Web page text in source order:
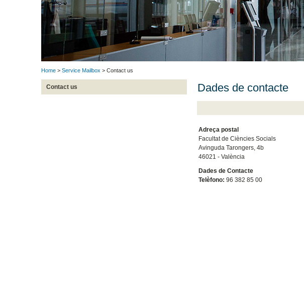
Home > Service Mailbox > Contact us
Contact us Dades de contacte
Adreça postal
Facultat de Ciències Socials
Avinguda Tarongers, 4b
46021 - València
Dades de Contacte
Telèfono: 96 382 85 00